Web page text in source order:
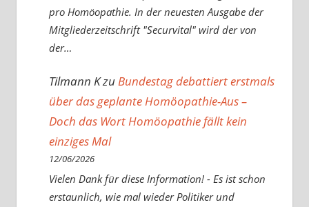
pro Homöopathie. In der neuesten Ausgabe der
Mitgliederzeitschrift "Securvital" wird der von
der…
Tilmann KzuBundestag debattiert erstmals
über das geplante Homöopathie-Aus –
Doch das Wort Homöopathie fällt kein
einziges Mal
12/06/2026
Vielen Dank für diese Information! - Es ist schon
erstaunlich, wie mal wieder Politiker und